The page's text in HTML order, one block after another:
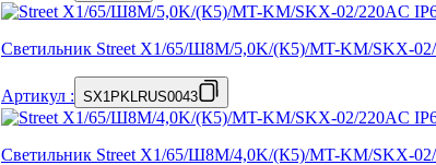
Светильник Street X1/65/Ш8M/5,0K/(К5)/MT-KM/SKX-
Артикул : SX1PKLRUS0043
Светильник Street X1/65/Ш8M/4,0K/(К5)/MT-KM/SKX-